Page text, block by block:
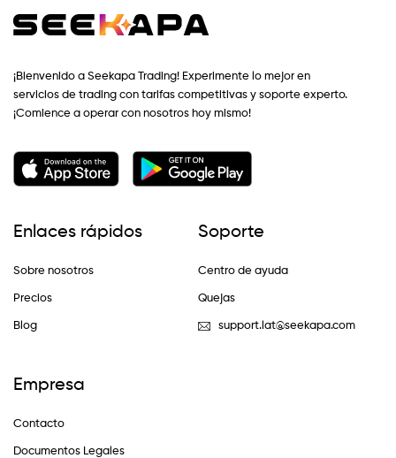
¡Bienvenido a Seekapa Trading! Experimente lo mejor en
servicios de trading con tarifas competitivas y soporte experto.
¡Comience a operar con nosotros hoy mismo!
Enlaces rápidos
Sobre nosotros
Precios
Blog
Soporte
Centro de ayuda
Quejas
support.lat@seekapa.com
Empresa
Contacto
Documentos Legales